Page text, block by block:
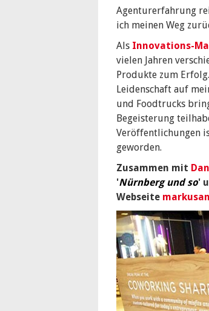
Agenturerfahrung
ich meinen Weg
Als Innovations-
vielen Jahren
Produkte zum
Leidenschaft auf
und Foodtrucks
Begeisterung
Veröffentlichungen
geworden.
Zusammen mit
'Nürnberg und so'
Webseite